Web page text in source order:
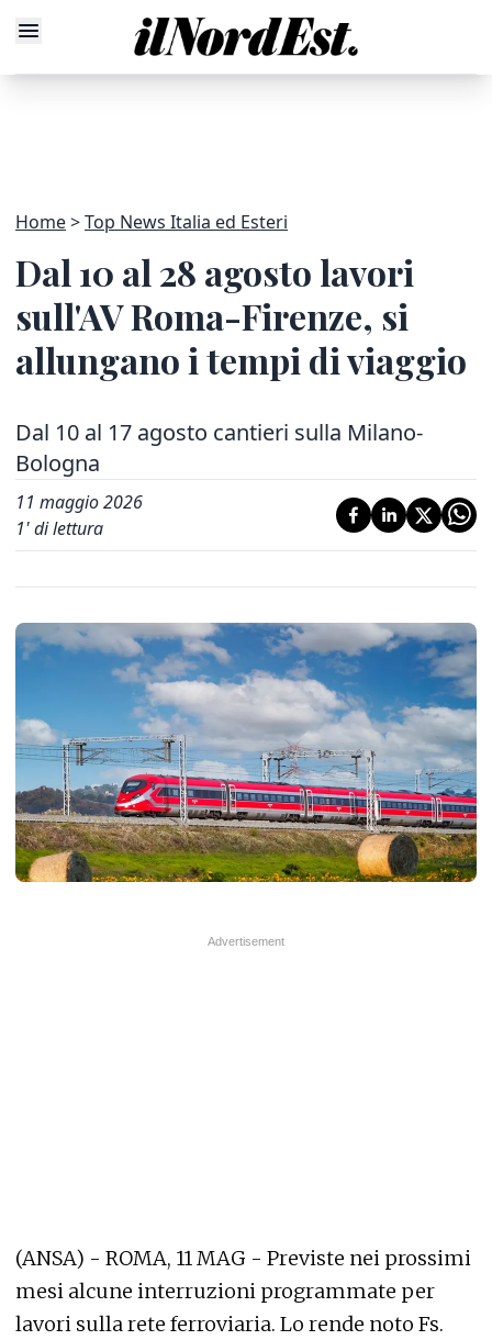
Home Top News Italia ed Esteri
Dal 10 al 28 agosto lavori
sull'AV Roma-Firenze, si
allungano i tempi di viaggio
Dal 10 al 17 agosto cantieri sulla Milano-
Bologna
11 maggio 2026
1' di lettura
(ANSA) - ROMA, 11 MAG - Previste nei prossimi
mesi alcune interruzioni programmate per
lavori sulla rete ferroviaria. Lo rende noto Fs.